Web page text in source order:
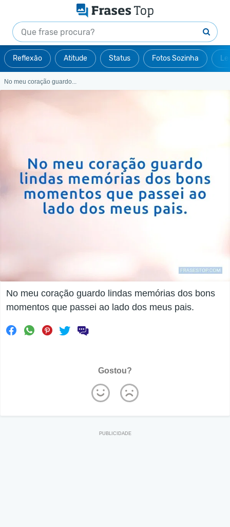
Reflexão Atitude Status Fotos Sozinha
No meu coração guardo...
No meu coração guardo lindas memórias dos bons
momentos que passei ao lado dos meus pais.
Gostou?